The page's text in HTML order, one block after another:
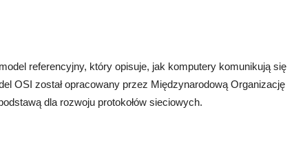
referencyjny, który opisuje, jak komputery komunikują się
OSI został opracowany przez Międzynarodową Organizację
dla rozwoju protokołów sieciowych.